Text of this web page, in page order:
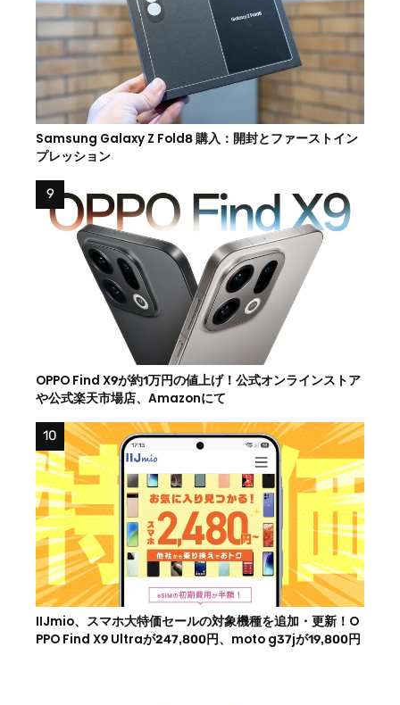
Samsung Galaxy Z Fold8 購入：開封とファーストイン
プレッション
OPPO Find X9が約1万円の値上げ！公式オンラインストア
や公式楽天市場店、Amazonにて
IIJmio、スマホ大特価セールの対象機種を追加・更新！O
PPO Find X9 Ultraが247,800円、moto g37jが19,800円